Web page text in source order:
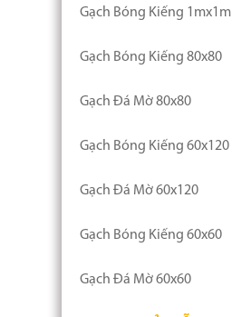
Gạch Bóng Kiếng 1mx1m
Gạch Bóng Kiếng 80x80
Gạch Đá Mờ 80x80
Gạch Bóng Kiếng 60x120
Gạch Đá Mờ 60x120
Gạch Bóng Kiếng 60x60
Gạch Đá Mờ 60x60